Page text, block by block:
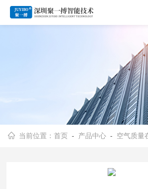
当前位置：首页 - 产品中心 - 空气质量